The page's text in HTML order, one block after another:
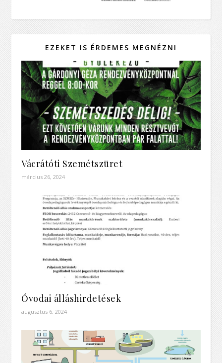
EZEKET IS ÉRDEMES MEGNÉZNI
Vácrátóti Szemétszüret
március 26, 2024
Óvodai álláshirdetések
augusztus 6, 2024